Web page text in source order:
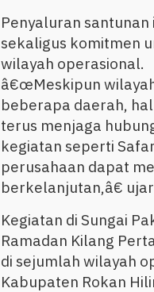
Penyaluran
sekaligus komitmen
wilayah operasional.
â€œMeskipun
beberapa daerah,
terus menjaga
kegiatan seperti
perusahaan dapat
berkelanjutan,â€
Kegiatan di Sungai
Ramadan Kilang
di sejumlah wilayah
Kabupaten Rokan